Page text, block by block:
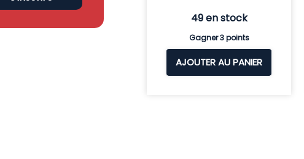
49 en stock
Gagner 3 points
AJOUTER AU PANIER